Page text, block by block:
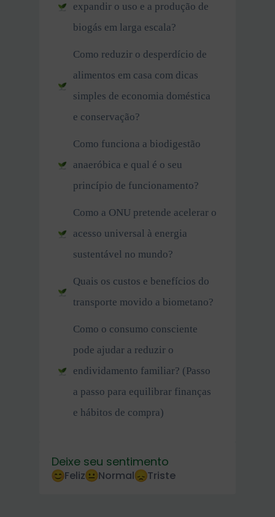
expandir o uso e a produção de
biogás em larga escala?
Como reduzir o desperdício de
alimentos em casa com dicas
simples de economia doméstica
e conservação?
Como funciona a biodigestão
anaeróbica e qual é o seu
princípio de funcionamento?
Como a ONU pretende acelerar o
acesso universal à energia
sustentável no mundo?
Quais os custos e benefícios do
transporte movido a biometano?
Como o consumo consciente
pode ajudar a reduzir o
endividamento familiar? (Passo
a passo para equilibrar finanças
e hábitos de compra)
Deixe seu sentimento
Feliz Normal Triste